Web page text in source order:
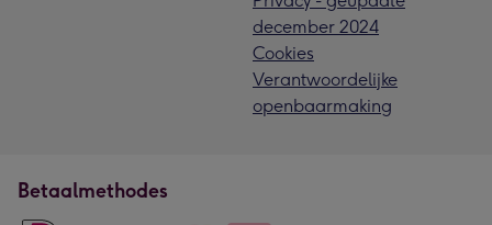
december 2024
Cookies
Verantwoordelijke
openbaarmaking
Betaalmethodes